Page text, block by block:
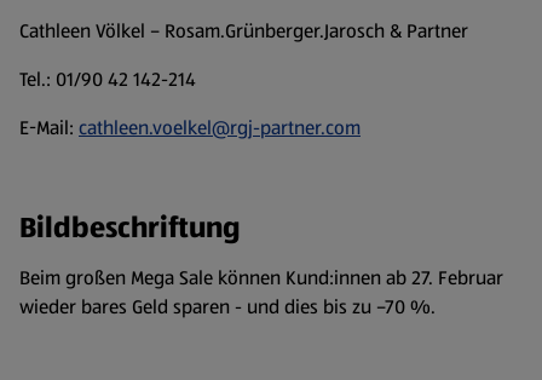
Cathleen Völkel – Rosam.Grünberger.Jarosch & Partner
Tel.: 01/90 42 142-214
E-Mail: cathleen.voelkel@rgj-partner.com
Bildbeschriftung
Beim großen Mega Sale können Kund:innen ab 27. Februar
wieder bares Geld sparen - und dies bis zu –70 %.